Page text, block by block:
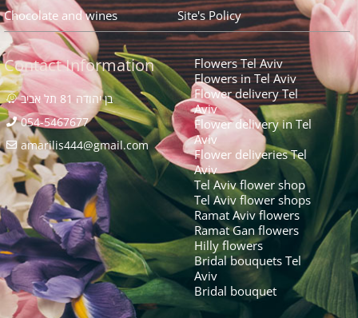
Chocolate and wines
Site's Policy
Contact Information
בן יהודה 81 תל אביב
054-5467677
amarilis444@gmail.com​
Flowers Tel Aviv
Flowers in Tel Aviv
Flower delivery Tel
Aviv
Flower delivery in Tel
Aviv
Flower deliveries Tel
Aviv
Tel Aviv flower shop
Tel Aviv flower shops
Ramat Aviv flowers
Ramat Gan flowers
Hilly flowers
Bridal bouquets Tel
Aviv
Bridal bouquet